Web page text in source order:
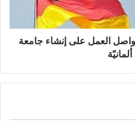
تواصل العمل على إنشاء جامعة